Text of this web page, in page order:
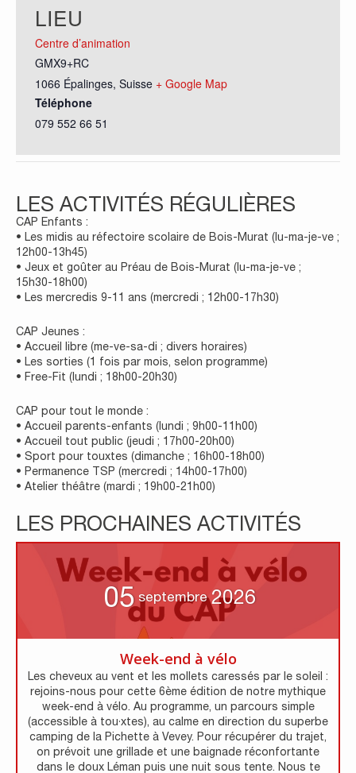
LIEU
Centre d’animation
GMX9+RC
1066 Épalinges, Suisse + Google Map
Téléphone
079 552 66 51
LES ACTIVITÉS RÉGULIÈRES
CAP Enfants :
• Les midis au réfectoire scolaire de Bois-Murat (lu-ma-je-ve ;
12h00-13h45)
• Jeux et goûter au Préau de Bois-Murat (lu-ma-je-ve ;
15h30-18h00)
• Les mercredis 9-11 ans (mercredi ; 12h00-17h30)
CAP Jeunes :
• Accueil libre (me-ve-sa-di ; divers horaires)
• Les sorties (1 fois par mois, selon programme)
• Free-Fit (lundi ; 18h00-20h30)
CAP pour tout le monde :
• Accueil parents-enfants (lundi ; 9h00-11h00)
• Accueil tout public (jeudi ; 17h00-20h00)
• Sport pour touxtes (dimanche ; 16h00-18h00)
• Permanence TSP (mercredi ; 14h00-17h00)
• Atelier théâtre (mardi ; 19h00-21h00)
LES PROCHAINES ACTIVITÉS
05 septembre 2026
Week-end à vélo
Les cheveux au vent et les mollets caressés par le soleil :
rejoins-nous pour cette 6ème édition de notre mythique
week-end à vélo. Au programme, un parcours simple
(accessible à tou·xtes), au calme en direction du superbe
camping de la Pichette à Vevey. Pour récupérer du trajet,
on prévoit une grillade et une baignade réconfortante
dans le doux Léman puis une nuit sous tente. Nous te